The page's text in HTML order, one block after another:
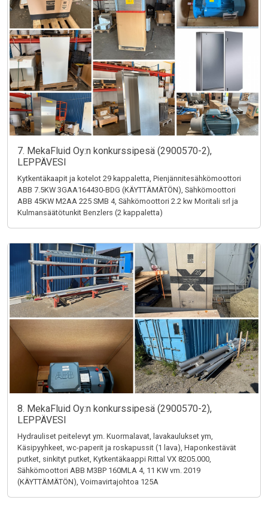
7. MekaFluid Oy:n konkurssipesä (2900570-2),
LEPPÄVESI
Kytkentäkaapit ja kotelot 29 kappaletta, Pienjännitesähkömoottori
ABB 7.5KW 3GAA164430-BDG (KÄYTTÄMÄTÖN), Sähkömoottori
ABB 45KW M2AA 225 SMB 4, Sähkömoottori 2.2 kw Moritali srl ja
Kulmansäätötunkit Benzlers (2 kappaletta)
8. MekaFluid Oy:n konkurssipesä (2900570-2),
LEPPÄVESI
Hydrauliset peitelevyt ym. Kuormalavat, lavakaulukset ym,
Käsipyyhkeet, wc-paperit ja roskapussit (1 lava), Haponkestävät
putket, sinkityt putket, Kytkentäkaappi Rittal VX 8205.000,
Sähkömoottori ABB M3BP 160MLA 4, 11 KW vm. 2019
(KÄYTTÄMÄTÖN), Voimavirtajohtoa 125A